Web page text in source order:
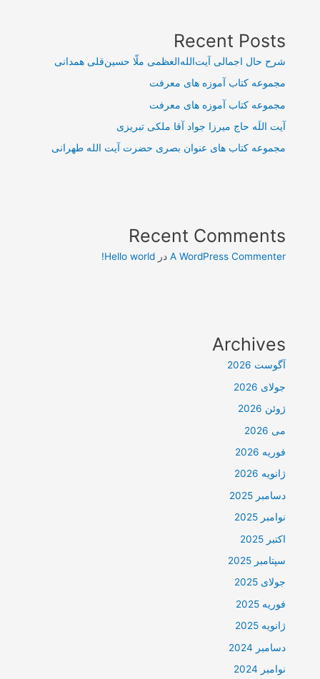
Recent Posts
شرح حال اجمالی آیت‌الله‌العظمی ملّا حسین‌قلی همدانی
مجموعه کتاب آموزه های معرفت
مجموعه کتاب آموزه های معرفت
آیت اللَه حاج میرزا جواد آقا ملکی تبریزی
مجموعه کتاب های عنوان بصری حضرت آیت الله طهرانی
Recent Comments
A WordPress Commenter درHello world!
Archives
آگوست 2026
جولای 2026
ژوئن 2026
می 2026
فوریه 2026
ژانویه 2026
دسامبر 2025
نوامبر 2025
اکتبر 2025
سپتامبر 2025
جولای 2025
فوریه 2025
ژانویه 2025
دسامبر 2024
نوامبر 2024